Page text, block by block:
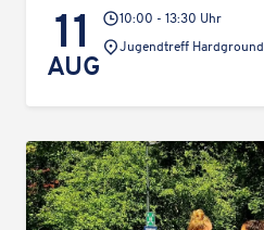
11
AUG
10:00 - 13:30 Uhr
Veranstaltungsort:
Jugend­treff Hardground